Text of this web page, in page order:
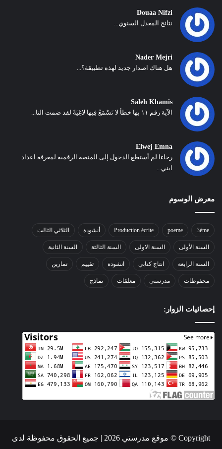
Douaa Nifzi
نتائج المعدل السنوي...
Nader Mejri
هل هناك اصدار جديد لهذه تطبيقة؟...
Saleh Khamis
الآية رقم ١١ بها خطأ لا تَسْمَعُ فِيها لاغِيَةً لقد ضمت التا...
Elwej Emna
رجاءا لم أستطع الدخول إلى المنصة الرقمية لمعرفة اعداد
ابني...
معرض الوسوم
3éme
poeme
Production écrite أنشودة الثلاثي الثالث
السنة الأولى السنة الاولى السنة الثالثة السنة الثانية
السنة الرابعة انتاج كتابي انشودة تقييم تمارين
محفوظات مدرستي معلقات نماذج
إحصائيات الزوار:
Copyright © موقع مدرستي 2026 | جميع الحقوق محفوظة لدى